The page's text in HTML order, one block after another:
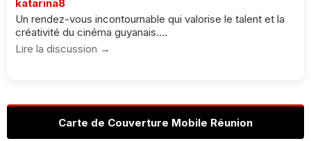
katarina8
Un rendez-vous incontournable qui valorise le talent et la
créativité du cinéma guyanais....
Lire la discussion →
Carte de Couverture Mobile Réunion